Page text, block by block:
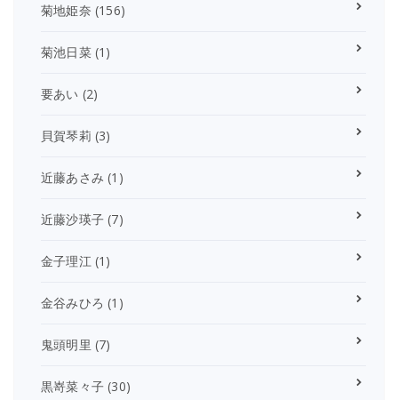
菊地姫奈 (156)
菊池日菜(1)
要あい (2)
貝賀琴莉 (3)
近藤あさみ (1)
近藤沙瑛子 (7)
金子理江 (1)
金谷みひろ (1)
鬼頭明里 (7)
黒嵜菜々子 (30)